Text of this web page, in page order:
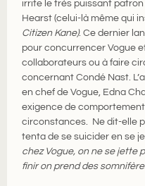
irrite le très puissant
Hearst (celui-là même qui
Citizen Kane). Ce dernier
pour concurrencer Vogue
collaborateurs ou à faire
concernant Condé Nast.
en chef de Vogue, Edna
exigence de
circonstances. Ne dit-elle
tenta de se suicider en se
chez Vogue, on ne se jette
finir on prend des